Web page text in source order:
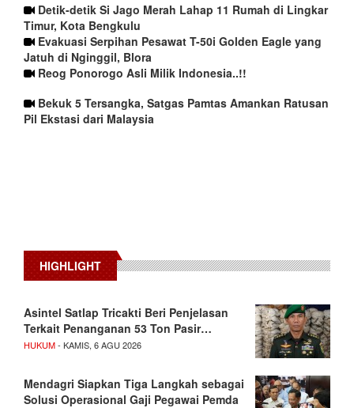
Detik-detik Si Jago Merah Lahap 11 Rumah di Lingkar
Timur, Kota Bengkulu
Evakuasi Serpihan Pesawat T-50i Golden Eagle yang
Jatuh di Nginggil, Blora
Reog Ponorogo Asli Milik Indonesia..!!
Bekuk 5 Tersangka, Satgas Pamtas Amankan Ratusan
Pil Ekstasi dari Malaysia
HIGHLIGHT
Asintel Satlap Tricakti Beri Penjelasan
Terkait Penanganan 53 Ton Pasir…
HUKUM- KAMIS, 6 AGU 2026
Mendagri Siapkan Tiga Langkah sebagai
Solusi Operasional Gaji Pegawai Pemda